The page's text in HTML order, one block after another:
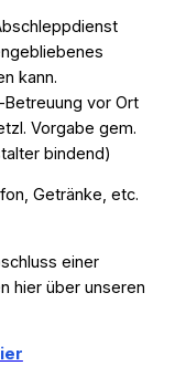
kann.
vor Ort
Vorgabe gem.
bindend)
Getränke, etc.
einer
hier über unseren